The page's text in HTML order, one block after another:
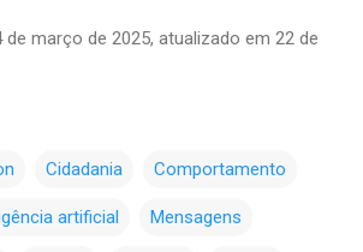
março de 2025, atualizado em 22 de
Cidadania Comportamento
artificial Mensagens